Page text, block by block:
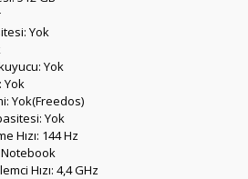
Yok
Yok
Yok
Yok(Freedos)
Yok
Hızı: 144 Hz
Hızı: 4,4 GHz